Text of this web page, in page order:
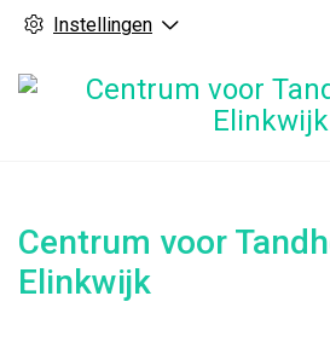
Instellingen
Centrum voor
Elinkwijk